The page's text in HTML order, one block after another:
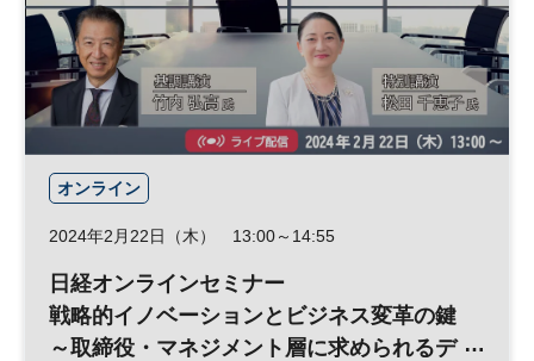
オンライン
2024年2月22日（木） 13:00～14:55
日経オンラインセミナー
戦略的イノベーションとビジネス変革の鍵
～取締役・マネジメント層に求められるデ